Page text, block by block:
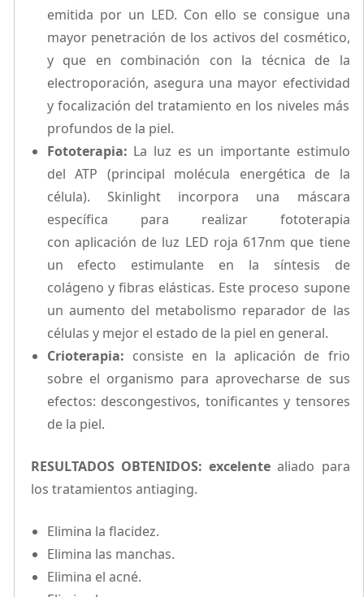
emitida por un LED. Con ello se consigue una
mayor penetración de los activos del cosmético,
y que en combinación con la técnica de la
electroporación, asegura una mayor efectividad
y focalización del tratamiento en los niveles más
profundos de la piel.
Fototerapia: La luz es un importante estimulo
del ATP (principal molécula energética de la
célula). Skinlight incorpora una máscara
específica para realizar fototerapia
con aplicación de luz LED roja 617nm que tiene
un efecto estimulante en la síntesis de
colágeno y fibras elásticas. Este proceso supone
un aumento del metabolismo reparador de las
células y mejor el estado de la piel en general.
Crioterapia: consiste en la aplicación de frio
sobre el organismo para aprovecharse de sus
efectos: descongestivos, tonificantes y tensores
de la piel.
RESULTADOS OBTENIDOS: excelentealiado para
los tratamientos antiaging.
Elimina la flacidez.
Elimina las manchas.
Elimina el acné.